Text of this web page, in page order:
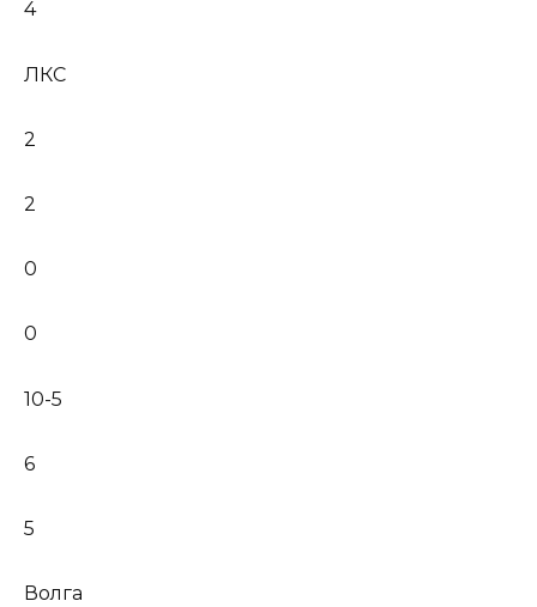
4
ЛКС
2
2
0
0
10-5
6
5
Волга